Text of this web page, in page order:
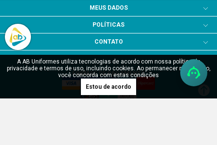
A AB Uniformes utiliza tecnologias de acordo com nossa política de
privacidade e termos de uso, incluindo cookies. Ao permanecer navegando,
você concorda com estas condições
Estou de acordo